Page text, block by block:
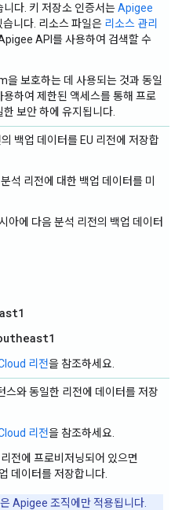
니다. 키 저장소 인증서는Apigee
니다. 리소스 파일은 리소스 관리
API를 사용하여 검색할 수
보호하는 데 사용되는 것과 동일
하여 제한된 액세스를 통해 프로
보안 하에 유지됩니다.
백업 데이터를 EU 리전에 저장합
석 리전에 대한 백업 데이터를 미
아에 다음 분석 리전의 백업 데이터
리전을 참조하세요.
와 동일한 리전에 데이터를 저장
리전을 참조하세요.
전에 프로비저닝되어 있으면
데이터를 저장합니다.
Apigee 조직에만 적용됩니다.